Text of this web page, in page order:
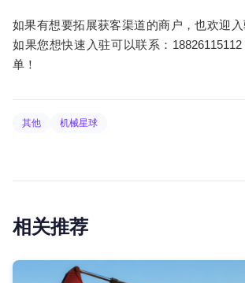
如果有想要拓展获客渠道的商户，也欢迎入
如果您想快速入驻可以联系：
单！
其他 机械星球
相关推荐